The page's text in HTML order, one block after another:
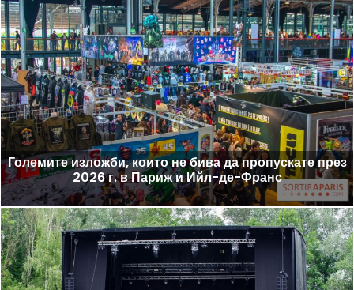
Големите изложби, които не бива да пропускате през
2026 г. в Париж и Ийл-де-Франс